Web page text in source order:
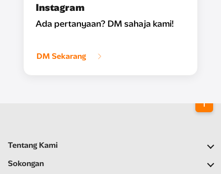
Instagram
Ada pertanyaan? DM sahaja kami!
DM Sekarang
Tentang Kami
Syarikat Kami
Sokongan